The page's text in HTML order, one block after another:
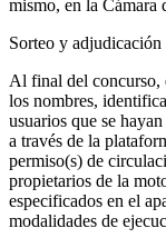
mismo, en la Cámara
Sorteo y adjudicación
Al final del concurso,
los nombres,
usuarios que se
a través de la
permiso(s) de
propietarios de la
especificados en el
modalidades de